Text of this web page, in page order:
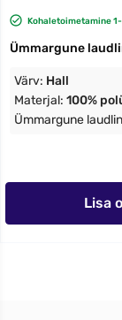
Kohaletoimetamine
Ümmargune
Värv: Hall
Materjal: 100%
Ümmargune
Lisa